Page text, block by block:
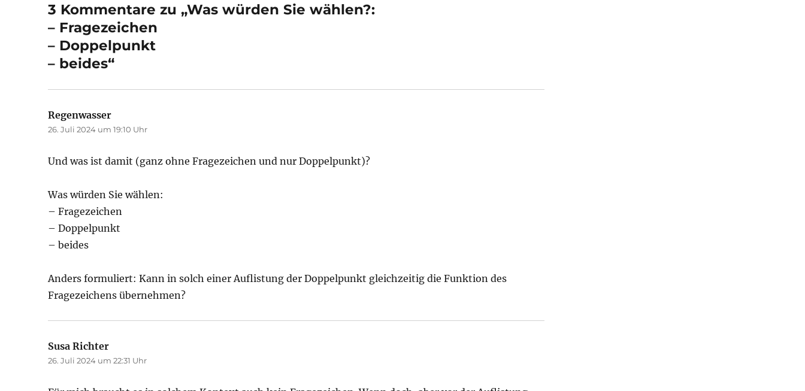
3 Kommentare zu „Was würden Sie wählen?:
– Fragezeichen
– Doppelpunkt
– beides“
Regenwasser
26. Juli 2024 um 19:10 Uhr
Und was ist damit (ganz ohne Fragezeichen und nur Doppelpunkt)?
Was würden Sie wählen:
– Fragezeichen
– Doppelpunkt
– beides
Anders formuliert: Kann in solch einer Auflistung der Doppelpunkt gleichzeitig die Funktion des
Fragezeichens übernehmen?
Susa Richter
26. Juli 2024 um 22:31 Uhr